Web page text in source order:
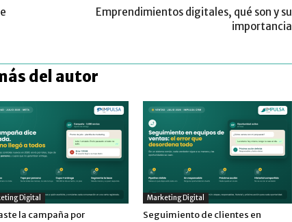
Emprendimientos digitales, qué son y su
importancia
del autor
Digital
la campaña por
Marketing Digital
Seguimiento de clientes en